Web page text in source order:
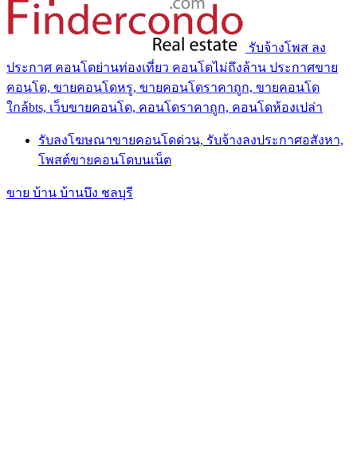
รับจ้างโพส ลง
ประกาศ คอนโดย่านท่องเที่ยว คอนโดไม่ถึงล้าน ประกาศขาย
คอนโด, ขายคอนโดหรู, ขายคอนโดราคาถูก, ขายคอนโด
ใกล้bts, เว็บขายคอนโด, คอนโดราคาถูก, คอนโดห้องเปล่า
รับลงโฆษณาขายคอนโดด่วน, รับจ้างลงประกาศอสังหา,
โพสต์ขายคอนโดบนเน็ต
ขาย บ้าน บ้านบึง ชลบุรี